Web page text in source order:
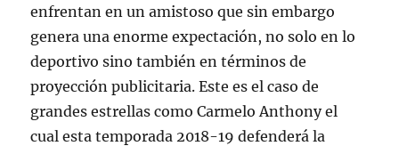
enfrentan en un amistoso que sin embargo
genera una enorme expectación, no solo en lo
deportivo sino también en términos de
proyección publicitaria. Este es el caso de
grandes estrellas como Carmelo Anthony el
cual esta temporada 2018-19 defenderá la